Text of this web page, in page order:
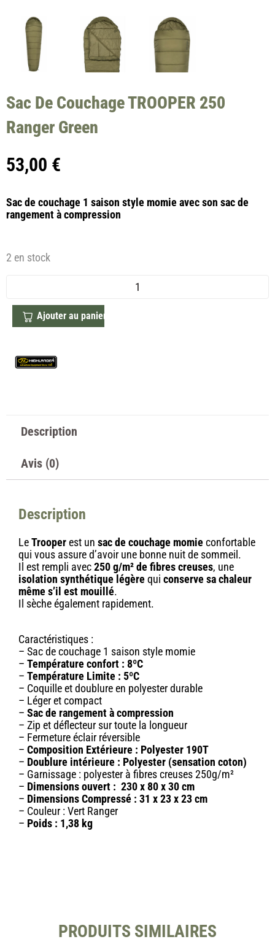
Sac De Couchage TROOPER 250
Ranger Green
53,00 €
Sac de couchage 1 saison style momie avec son sac de
rangement à compression
2 en stock
Ajouter au panier
Description
Avis (0)
Description
LeTrooperest un sac de couchage momieconfortable
qui vous assured’avoir une bonne nuit de sommeil.
Il est rempli avec250 g/m² de fibres creuses, une
isolation synthétique légèrequi conserve sa chaleur
même s’il est mouillé.
Il sèche également rapidement.
Caractéristiques :
– Sac de couchage 1 saison style momie
– Température confort : 8ºC
– Température Limite : 5ºC
– Coquille et doublure en polyester durable
– Léger et compact
– Sac de rangement à compression
– Zip et déflecteur sur toute la longueur
– Fermeture éclair réversible
– Composition Extérieure : Polyester 190T
– Doublure intérieure : Polyester (sensation coton)
– Garnissage : polyester à fibres creuses 250g/m²
– Dimensions ouvert : 230 x 80 x 30 cm
– Dimensions Compressé : 31 x 23 x 23 cm
– Couleur : Vert Ranger
– Poids : 1,38 kg
PRODUITS SIMILAIRES